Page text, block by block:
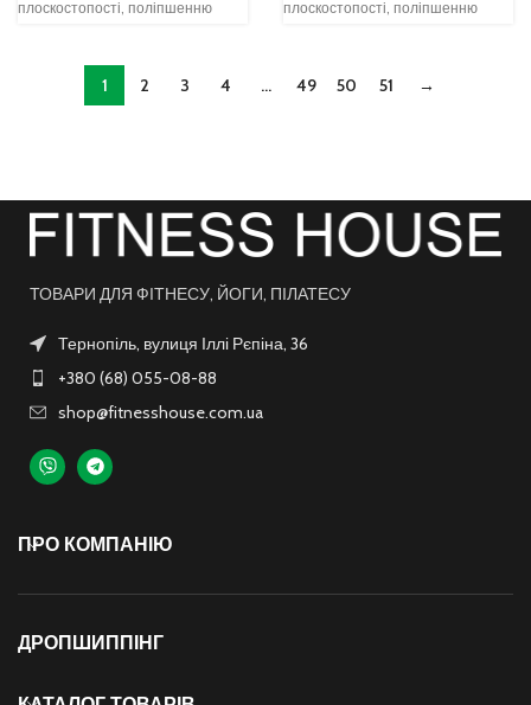
плоскостопості, поліпшенню
плоскостопість, яка розвивається
плоскостопості, поліпшенню
плоскостопість, яка розвивається
1 2 3 4 … 49 50 51 →
ТОВАРИ ДЛЯ ФІТНЕСУ, ЙОГИ, ПІЛАТЕСУ
Тернопіль, вулиця Іллі Рєпіна, 36
+380 (68) 055-08-88
shop@fitnesshouse.com.ua
ПРО КОМПАНІЮ
ДРОПШИППІНГ